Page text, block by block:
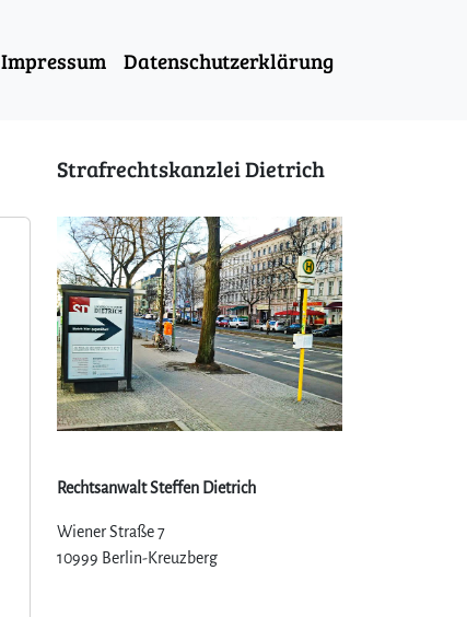
Impressum Datenschutzerklärung
Strafrechtskanzlei Dietrich
Rechtsanwalt Steffen Dietrich
Wiener Straße 7
10999 Berlin-Kreuzberg